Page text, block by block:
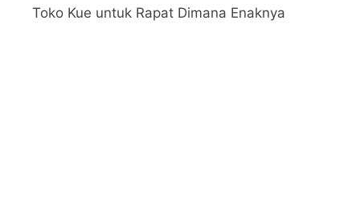
Toko Kue untuk Rapat Dimana Enaknya